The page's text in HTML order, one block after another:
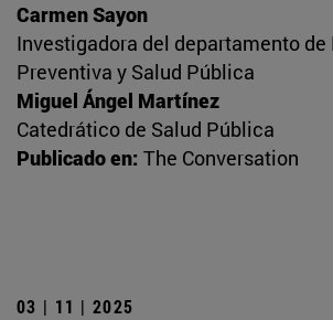
Carmen Sayon
Investigadora del departamento
Preventiva y Salud Pública
Miguel Ángel Martínez
Catedrático de Salud Pública
Publicado en: The Conversation
03 | 11 | 2025